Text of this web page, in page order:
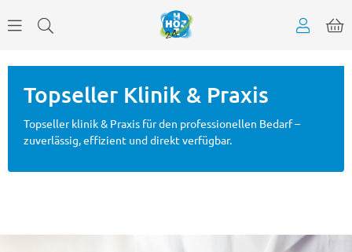
Topseller Klinik & Praxis
Topseller klinik & Praxis für den professionellen Bedarf –
zuverlässig, effizient und direkt verfügbar.